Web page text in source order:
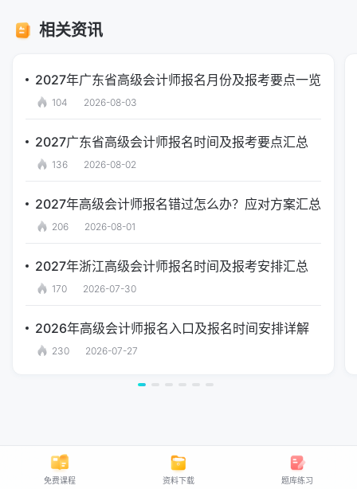
相关资讯
2027年广东省高级会计师报名月份及报考要点一览
104 2026-08-03
2027广东省高级会计师报名时间及报考要点汇总
136 2026-08-02
2027年高级会计师报名错过怎么办？应对方案汇总
206 2026-08-01
2027年浙江高级会计师报名时间及报考安排汇总
170 2026-07-30
2026年高级会计师报名入口及报名时间安排详解
230 2026-07-27
免费课程 资料下载 题库练习